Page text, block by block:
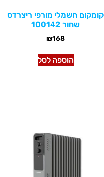
קומקום חשמלי מורפי ריצרדס
שחור 100142
₪168
הוספה לסל